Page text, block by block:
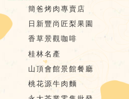
簡爸烤肉專賣店
日新豐尚匠梨果園
香草景觀咖啡
桂林名產
山頂會館景館餐廳
桃花源牛肉麵